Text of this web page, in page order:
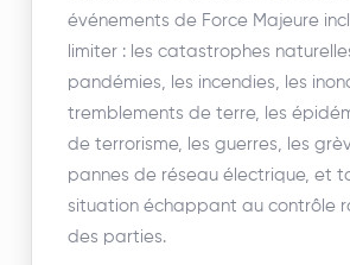
événements de Force Majeure
limiter : les catastrophes
pandémies, les incendies, les
tremblements de terre, les
de terrorisme, les guerres, les
pannes de réseau électrique, et
situation échappant au contrôle
des parties.